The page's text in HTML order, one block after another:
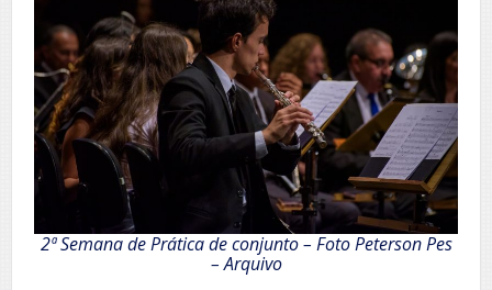
2ª Semana de Prática de conjunto – Foto Peterson Pes
– Arquivo